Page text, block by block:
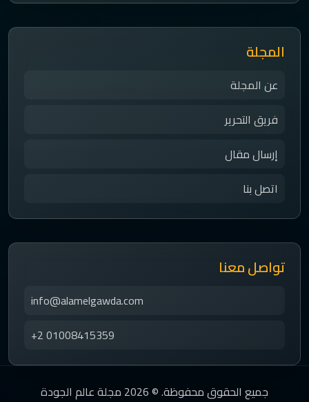
المجلة
عن المجلة
فريق التحرير
إرسال مقال
اتصل بنا
تواصل معنا
info@alamelgawda.com
+2 01008415359
جميع الحقوق محفوظة. © 2026 مجلة عالم الجودة